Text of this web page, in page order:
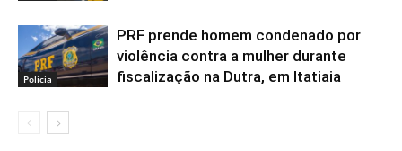
Polícia
PRF prende homem condenado por
violência contra a mulher durante
fiscalização na Dutra, em Itatiaia